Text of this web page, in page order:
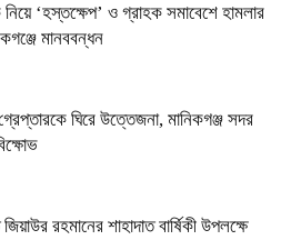
নিয়ে ‘হস্তক্ষেপ’ ও গ্রাহক সমাবেশে হামলার
মানববন্ধন
ঘিরে উত্তেজনা, মানিকগঞ্জ সদর
জিয়াউর রহমানের শাহাদাত বার্ষিকী উপলক্ষে